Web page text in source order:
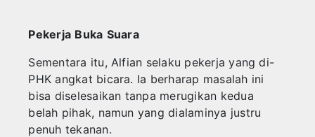
Pekerja Buka Suara
Sementara itu, Alfian selaku pekerja yang di-
PHK angkat bicara. Ia berharap masalah ini
bisa diselesaikan tanpa merugikan kedua
belah pihak, namun yang dialaminya justru
penuh tekanan.